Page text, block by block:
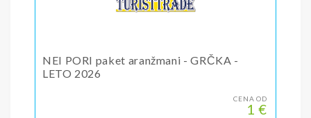
NEI PORI paket aranžmani - GRČKA -
LETO 2026
CENA OD
1 €